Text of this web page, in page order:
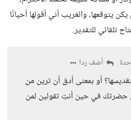
يتوقعها، والغريب أني أقولها أحيانًا
تلقائي للتقدير.
أضف ردا
أو بمعنى أدق أن ترين من
حضرتك في حين أنتِ تقولين لمن